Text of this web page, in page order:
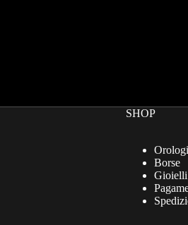
SHOP
Orologi
Borse
Gioielli